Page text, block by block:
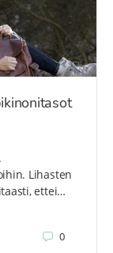
Lihasten
ettei…
0